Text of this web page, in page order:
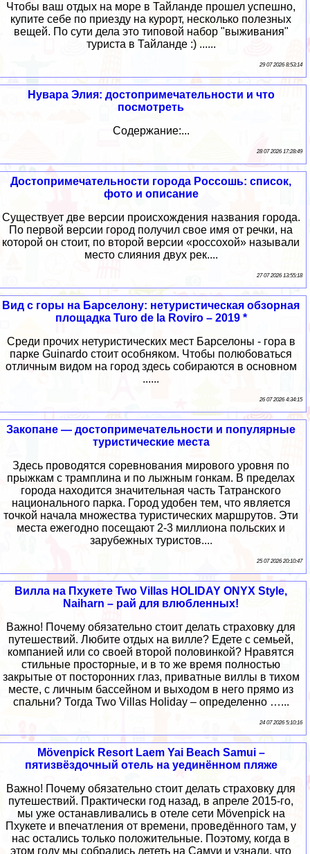
Чтобы ваш отдых на море в Тайланде прошел успешно,
купите себе по приезду на курорт, несколько полезных
вещей. По сути дела это типовой набор "выживания"
туриста в Тайланде :) ......
29 07 2026 8:53:14
Нувара Элия: достопримечательности и что
посмотреть
Содержание:...
28 07 2026 17:28:49
Достопримечательности города Россошь: список,
фото и описание
Существует две версии происхождения названия города.
По первой версии город получил свое имя от речки, на
которой он стоит, по второй версии «россохой» называли
место слияния двух рек....
27 07 2026 13:55:18
Вид с горы на Барселону: нетуристическая обзорная
площадка Turo de la Roviro – 2019 *
Среди прочих нетуристических мест Барселоны - гора в
парке Guinardo стоит особняком. Чтобы полюбоваться
отличным видом на город здесь собираются в основном
......
26 07 2026 4:34:15
Закопане — достопримечательности и популярные
туристические места
Здесь проводятся соревнования мирового уровня по
прыжкам с трамплина и по лыжным гонкам. В пределах
города находится значительная часть Татранского
национального парка. Город удобен тем, что является
точкой начала множества туристических маршрутов. Эти
места ежегодно посещают 2-3 миллиона польских и
зарубежных туристов....
25 07 2026 20:10:47
Вилла на Пхукете Two Villas HOLIDAY ONYX Style,
Naiharn – рай для влюбленных!
Важно! Почему обязательно стоит делать страховку для
путешествий. Любите отдых на вилле? Едете с семьей,
компанией или со своей второй половинкой? Нравятся
стильные просторные, и в то же время полностью
закрытые от посторонних глаз, приватные виллы в тихом
месте, с личным бассейном и выходом в него прямо из
спальни? Тогда Two Villas Holiday – определенно …...
24 07 2026 5:10:16
Mövenpick Resort Laem Yai Beach Samui –
пятизвёздочный отель на уединённом пляже
Важно! Почему обязательно стоит делать страховку для
путешествий. Практически год назад, в апреле 2015-го,
мы уже останавливались в отеле сети Mövenpick на
Пхукете и впечатления от времени, проведённого там, у
нас остались только положительные. Поэтому, когда в
этом году мы собрались лететь на Самуи и узнали, что